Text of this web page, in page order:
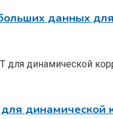
данных
динамической